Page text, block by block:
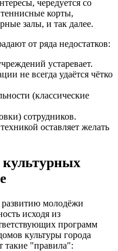
чередуется со
корты,
залы, и так далее.
от ряда недостатков:
устаревает.
не всегда удаётся чётко
(классические
сотрудников.
оставляет желать
молодёжи
исходя из
программ
культуры города
такие "правила":